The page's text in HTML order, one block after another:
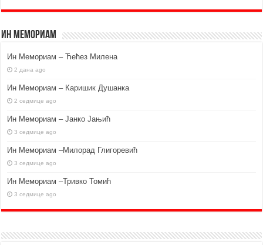
Ин Мемориам
Ин Мемориам – Ћећез Милена
2 дана ago
Ин Мемориам – Каришик Душанка
2 седмице ago
Ин Мемориам – Јанко Јањић
3 седмице ago
Ин Мемориам –Милорад Глигоревић
3 седмице ago
Ин Мемориам –Тривко Томић
3 седмице ago